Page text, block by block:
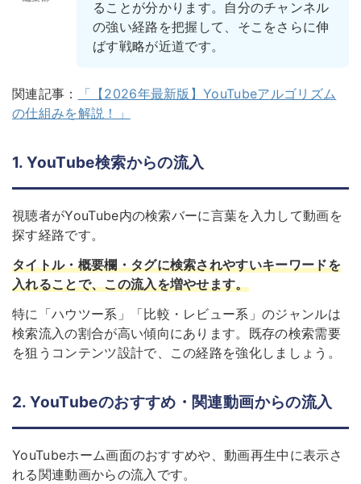
ることが分かります。自分のチャンネル
の強い経路を把握して、そこをさらに伸
ばす戦略が近道です。
関連記事：
「【2026年最新版】YouTubeアルゴリズム
の仕組みを解説！」
1. YouTube検索からの流入
視聴者がYouTube内の検索バーに言葉を入力して動画を
探す経路です。
タイトル・概要欄・タグに検索されやすいキーワードを
入れることで、この流入を増やせます。
特に「ハウツー系」「比較・レビュー系」のジャンルは
検索流入の割合が高い傾向にあります。既存の検索需要
を狙うコンテンツ設計で、この経路を強化しましょう。
2. YouTubeのおすすめ・関連動画からの流入
YouTubeホーム画面のおすすめや、動画再生中に表示さ
れる関連動画からの流入です。